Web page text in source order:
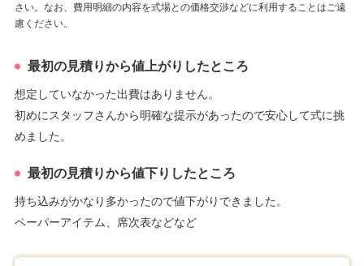
さい。なお、費用明細の内容を式場との価格交渉などに利用することはご遠
慮ください。
最初の見積りから値上がりしたところ
想定していなかった出費はありません。
初めにスタッフさんから明確な提示があったので安心して式に挑
めました。
最初の見積りから値下りしたところ
持ち込みがかなり多かったので値下がりできました。
ペーパーアイテム、席次表などなど